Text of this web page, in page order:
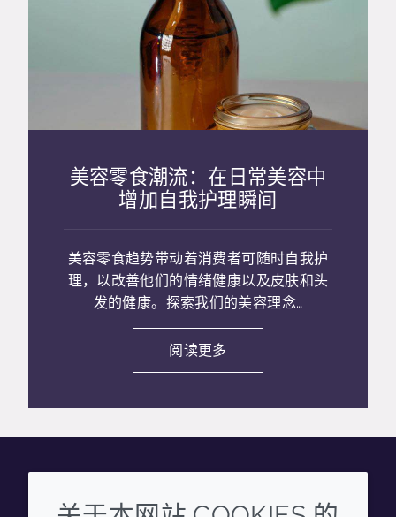
美容零食潮流：在日常美容中
增加自我护理瞬间
美容零食趋势带动着消费者可随时自我护
理，以改善他们的情绪健康以及皮肤和头
发的健康。探索我们的美容理念…
阅读更多
WechatYouku Zhihu Tiktok